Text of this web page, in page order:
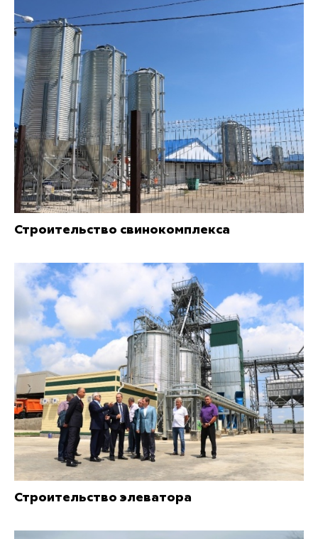
Строительство свинокомплекса
Строительство элеватора